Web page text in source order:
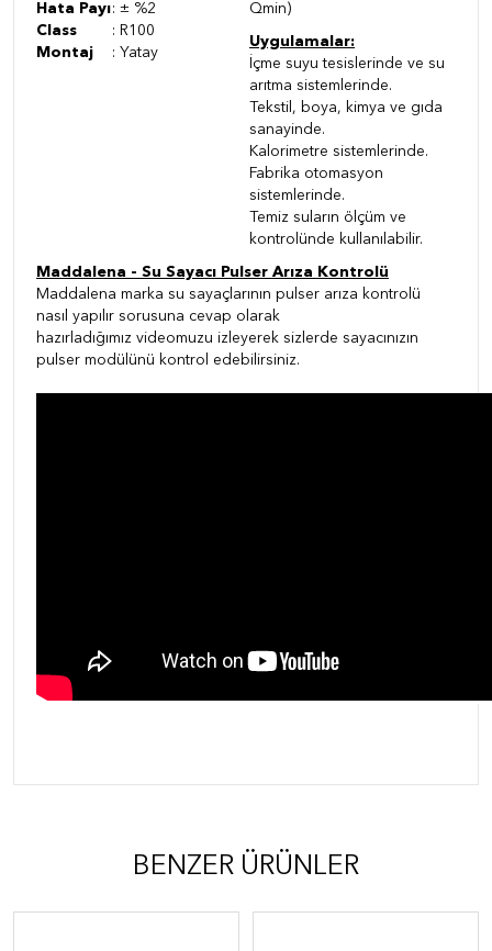
Hata Payı: ± %2
Class
: R100
Montaj
: Yatay
Qmin)
Uygulamalar:
İçme suyu tesislerinde ve su
arıtma sistemlerinde.
Tekstil, boya, kimya ve gıda
sanayinde.
Kalorimetre sistemlerinde.
Fabrika otomasyon
sistemlerinde.
Temiz suların ölçüm ve
kontrolünde kullanılabilir.
Maddalena - Su Sayacı Pulser Arıza Kontrolü
Maddalena marka su sayaçlarının pulser arıza kontrolü
nasıl yapılır sorusuna cevap olarak
hazırladığımız videomuzu izleyerek sizlerde sayacınızın
pulser modülünü kontrol edebilirsiniz.
BENZER ÜRÜNLER